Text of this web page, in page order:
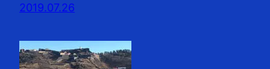
2019.07.26